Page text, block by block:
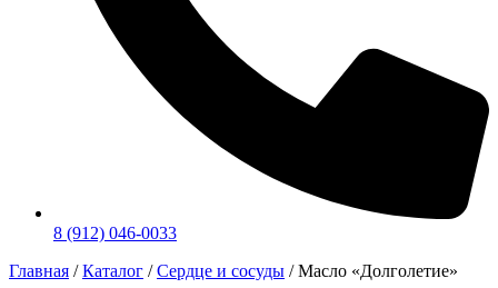
8 (912) 046-0033
Главная / Каталог / Сердце и сосуды / Масло «Долголетие»